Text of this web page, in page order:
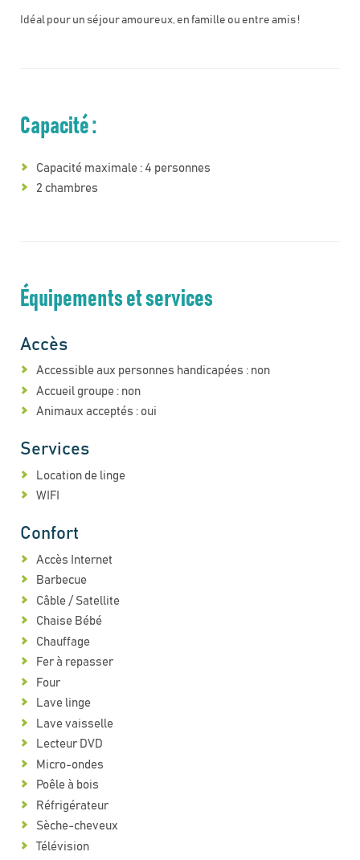
Idéal pour un séjour amoureux, en famille ou entre amis !
Capacité :
Capacité maximale : 4 personnes
2 chambres
Équipements et services
Accès
Accessible aux personnes handicapées : non
Accueil groupe : non
Animaux acceptés : oui
Services
Location de linge
WIFI
Confort
Accès Internet
Barbecue
Câble / Satellite
Chaise Bébé
Chauffage
Fer à repasser
Four
Lave linge
Lave vaisselle
Lecteur DVD
Micro-ondes
Poêle à bois
Réfrigérateur
Sèche-cheveux
Télévision